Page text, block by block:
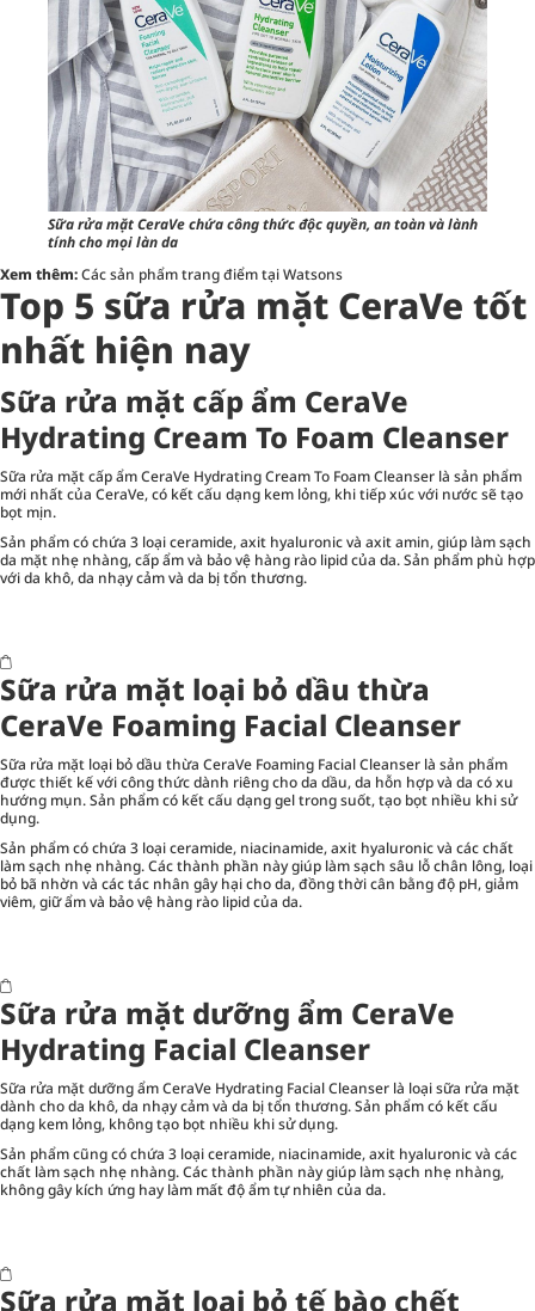
Sữa rửa mặt CeraVe chứa công thức độc quyền, an toàn và lành
tính cho mọi làn da
Xem thêm:Các sản phẩm trang điểm tại Watsons
Top 5 sữa rửa mặt CeraVe tốt
nhất hiện nay
Sữa rửa mặt cấp ẩm CeraVe
Hydrating Cream To Foam Cleanser
Sữa rửa mặt cấp ẩm CeraVe Hydrating Cream To Foam Cleanser là sản phẩm
mới nhất của CeraVe, có kết cấu dạng kem lỏng, khi tiếp xúc với nước sẽ tạo
bọt mịn.
Sản phẩm có chứa 3 loại ceramide, axit hyaluronic và axit amin, giúp làm sạch
da mặt nhẹ nhàng, cấp ẩm và bảo vệ hàng rào lipid của da. Sản phẩm phù hợp
với da khô, da nhạy cảm và da bị tổn thương.
Sữa rửa mặt loại bỏ dầu thừa
CeraVe Foaming Facial Cleanser
Sữa rửa mặt loại bỏ dầu thừa CeraVe Foaming Facial Cleanser là sản phẩm
được thiết kế với công thức dành riêng cho da dầu, da hỗn hợp và da có xu
hướng mụn. Sản phẩm có kết cấu dạng gel trong suốt, tạo bọt nhiều khi sử
dụng.
Sản phẩm có chứa 3 loại ceramide, niacinamide, axit hyaluronic và các chất
làm sạch nhẹ nhàng. Các thành phần này giúp làm sạch sâu lỗ chân lông, loại
bỏ bã nhờn và các tác nhân gây hại cho da, đồng thời cân bằng độ pH, giảm
viêm, giữ ẩm và bảo vệ hàng rào lipid của da.
Sữa rửa mặt dưỡng ẩm CeraVe
Hydrating Facial Cleanser
Sữa rửa mặt dưỡng ẩm CeraVe Hydrating Facial Cleanser là loại sữa rửa mặt
dành cho da khô, da nhạy cảm và da bị tổn thương. Sản phẩm có kết cấu
dạng kem lỏng, không tạo bọt nhiều khi sử dụng.
Sản phẩm cũng có chứa 3 loại ceramide, niacinamide, axit hyaluronic và các
chất làm sạch nhẹ nhàng. Các thành phần này giúp làm sạch nhẹ nhàng,
không gây kích ứng hay làm mất độ ẩm tự nhiên của da.
Sữa rửa mặt loại bỏ tế bào chết